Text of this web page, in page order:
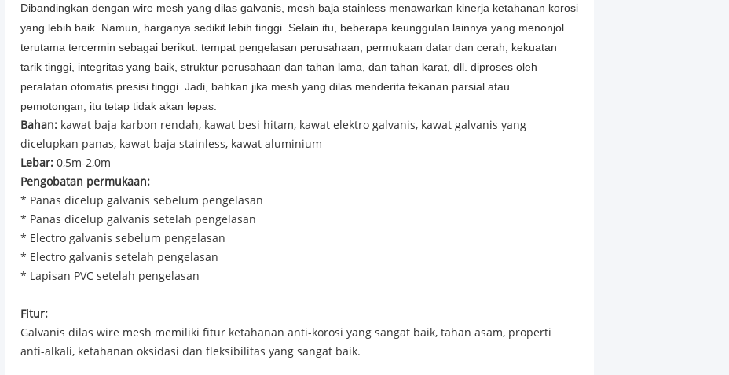
Dibandingkan dengan wire mesh yang dilas galvanis, mesh baja stainless menawarkan kinerja ketahanan korosi
yang lebih baik. Namun, harganya sedikit lebih tinggi. Selain itu, beberapa keunggulan lainnya yang menonjol
terutama tercermin sebagai berikut: tempat pengelasan perusahaan, permukaan datar dan cerah, kekuatan
tarik tinggi, integritas yang baik, struktur perusahaan dan tahan lama, dan tahan karat, dll. diproses oleh
peralatan otomatis presisi tinggi. Jadi, bahkan jika mesh yang dilas menderita tekanan parsial atau
pemotongan, itu tetap tidak akan lepas.
Bahan: kawat baja karbon rendah, kawat besi hitam, kawat elektro galvanis, kawat galvanis yang
dicelupkan panas, kawat baja stainless, kawat aluminium
Lebar: 0,5m-2,0m
Pengobatan permukaan:
* Panas dicelup galvanis sebelum pengelasan
* Panas dicelup galvanis setelah pengelasan
* Electro galvanis sebelum pengelasan
* Electro galvanis setelah pengelasan
* Lapisan PVC setelah pengelasan
Fitur:
Galvanis dilas wire mesh memiliki fitur ketahanan anti-korosi yang sangat baik, tahan asam, properti
anti-alkali, ketahanan oksidasi dan fleksibilitas yang sangat baik.